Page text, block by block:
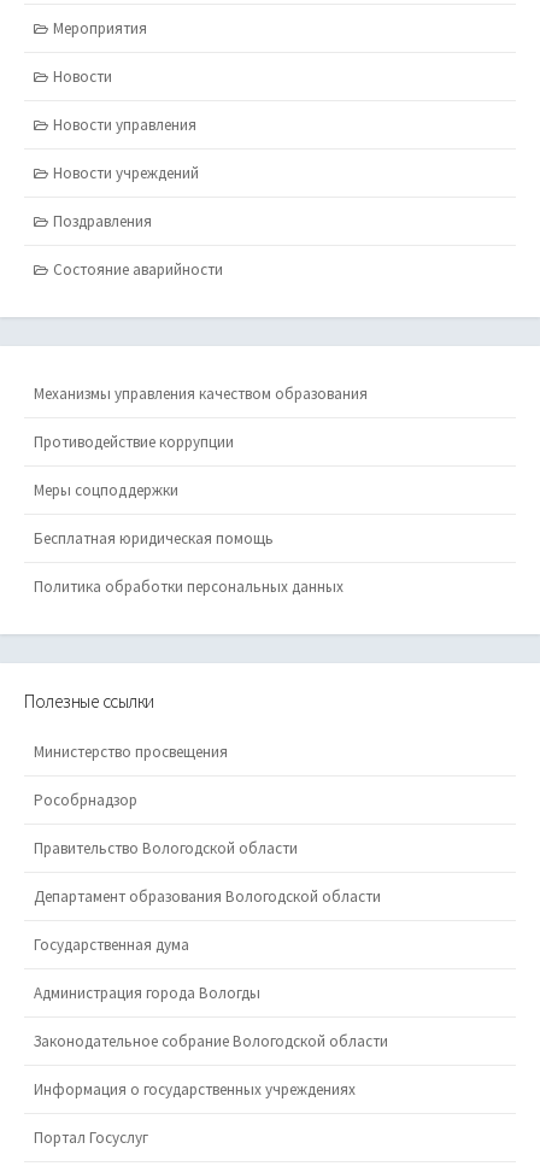
Мероприятия
Новости
Новости управления
Новости учреждений
Поздравления
Состояние аварийности
Механизмы управления качеством образования
Противодействие коррупции
Меры соцподдержки
Бесплатная юридическая помощь
Политика обработки персональных данных
Полезные ссылки
Министерство просвещения
Рособрнадзор
Правительство Вологодской области
Департамент образования Вологодской области
Государственная дума
Администрация города Вологды
Законодательное собрание Вологодской области
Информация о государственных учреждениях
Портал Госуслуг